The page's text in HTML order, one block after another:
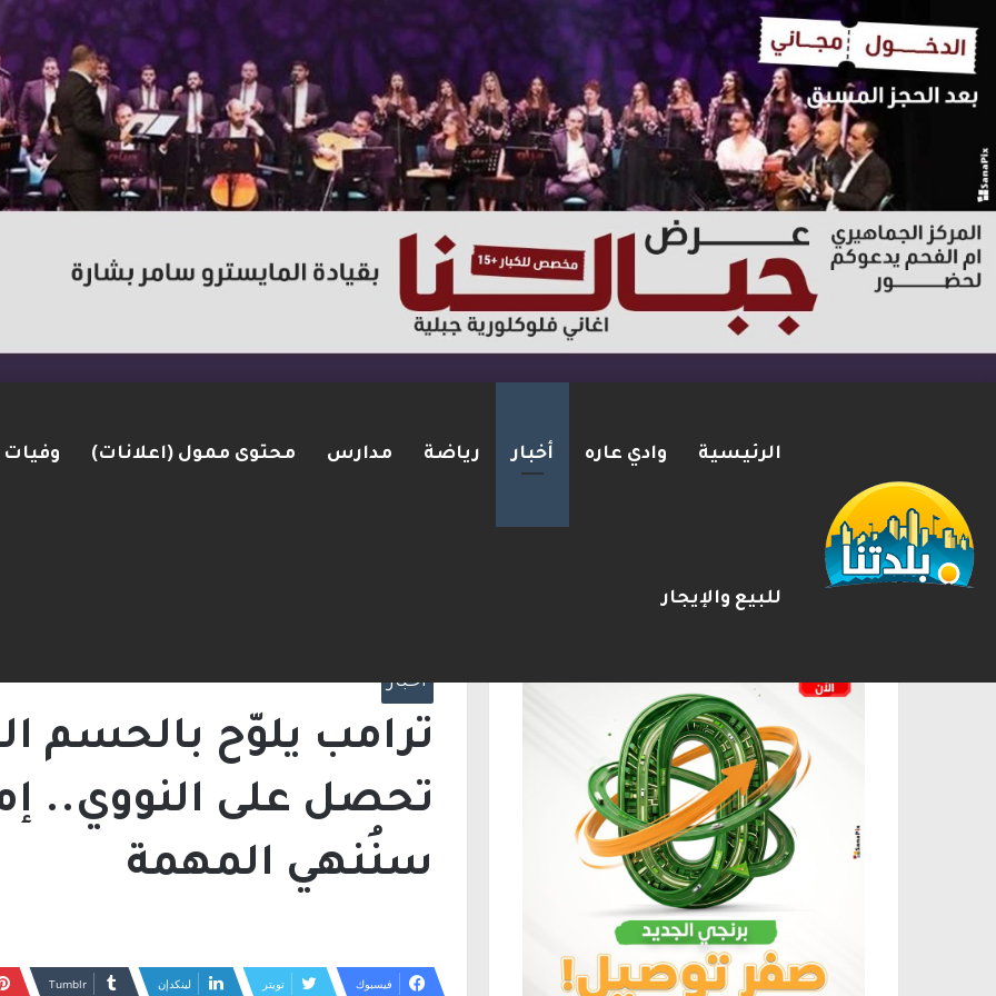
الرئيسية وادي عاره أخبار رياضة مدارس محتوى ممول (اعلانات) وفيات
للبيع والإيجار
بعد مطاردة وإطلاق نار على الإطارات.. الشرطة تعتقل مشتبهين بسلسلة
أخبار
ترامب يلوّح بالحسم
تحصل على النووي..
سنُنهي المهمة
فيسبوك تويتر لينكدإن
الإعلانات